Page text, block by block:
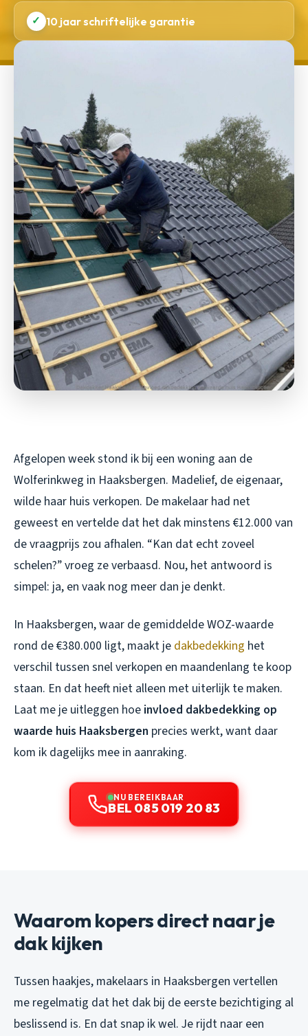
✓ 10 jaar schriftelijke garantie
Afgelopen week stond ik bij een woning aan de
Wolferinkweg in Haaksbergen. Madelief, de eigenaar,
wilde haar huis verkopen. De makelaar had net
geweest en vertelde dat het dak minstens €12.000 van
de vraagprijs zou afhalen. “Kan dat echt zoveel
schelen?” vroeg ze verbaasd. Nou, het antwoord is
simpel: ja, en vaak nog meer dan je denkt.
In Haaksbergen, waar de gemiddelde WOZ-waarde
rond de €380.000 ligt, maakt je dakbedekking het
verschil tussen snel verkopen en maandenlang te koop
staan. En dat heeft niet alleen met uiterlijk te maken.
Laat me je uitleggen hoe invloed dakbedekking op
waarde huis Haaksbergen precies werkt, want daar
kom ik dagelijks mee in aanraking.
NU BEREIKBAAR
BEL 085 019 20 83
Waarom kopers direct naar je
dak kijken
Tussen haakjes, makelaars in Haaksbergen vertellen
me regelmatig dat het dak bij de eerste bezichtiging al
beslissend is. En dat snap ik wel. Je rijdt naar een